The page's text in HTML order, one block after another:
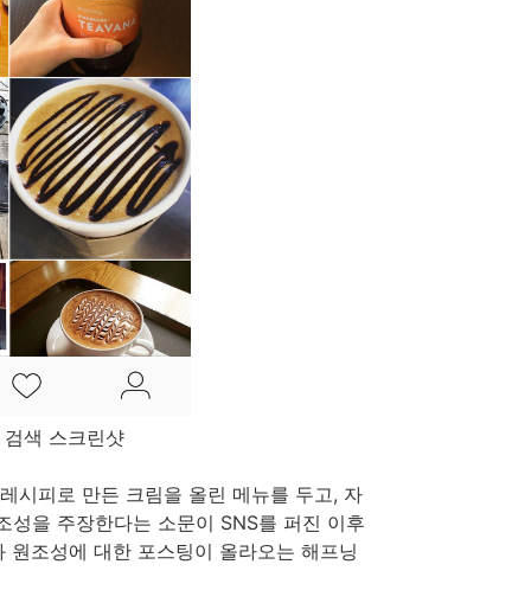
색 스크린샷
시피로 만든 크림을 올린 메뉴를 두고, 자
을 주장한다는 소문이 SNS를 퍼진 이후
조성에 대한 포스팅이 올라오는 해프닝